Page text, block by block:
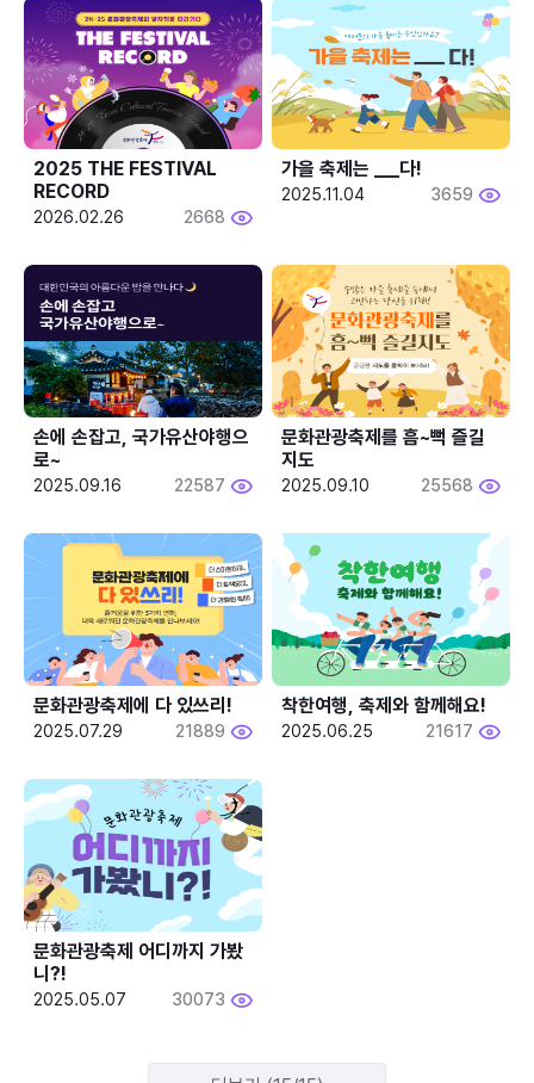
2025 THE FESTIVAL
RECORD
2026.02.26 2668
2025.11.04 3659
손에 손잡고, 국가유산야행으
로~
2025.09.16 22587
문화관광축제를 흠~뻑 즐길
지도
2025.09.10 25568
문화관광축제에 다 있쓰리!
2025.07.29 21889
착한여행, 축제와 함께해요!
2025.06.25 21617
문화관광축제 어디까지 가봤
니?!
2025.05.07 30073